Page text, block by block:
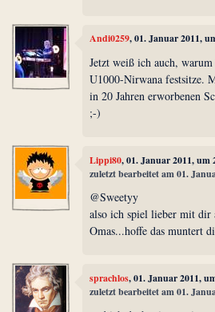
Andi0259, 01. Januar 2011,
Jetzt weiß ich auch,
U1000-Nirwana festsitze.
in 20 Jahren erworbenen
;-)
Lippi80, 01. Januar 2011, um
zuletzt bearbeitet am 01.
@Sweetyy
also ich spiel lieber mit dir
Omas...hoffe das muntert
sprachlos, 01. Januar 2011,
zuletzt bearbeitet am 01.